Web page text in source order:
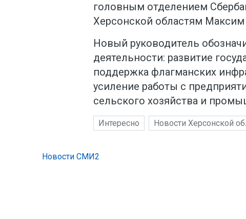
головным отделением
Херсонской областям Максим
Новый руководитель
деятельности: развитие
поддержка флагманских
усиление работы с
сельского хозяйства и
Интересно Новости Херсонской
Новости СМИ2